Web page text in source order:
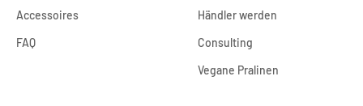
Accessoires
FAQ
Händler werden
Consulting
Vegane Pralinen